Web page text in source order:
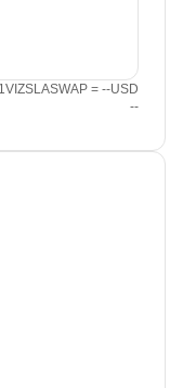
1VIZSLASWAP = --USD
--